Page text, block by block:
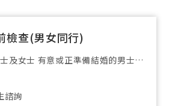
檢查(男女同行)
備結婚的男士及
諮詢